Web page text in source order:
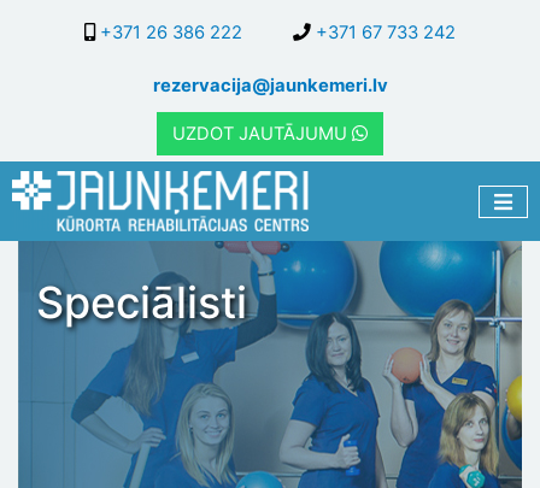
galveno
saturu
+371 26 386 222 +371 67 733 242
rezervacija@jaunkemeri.lv
UZDOT JAUTĀJUMU
Speciālisti